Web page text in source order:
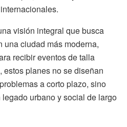
visión integral que busca
una ciudad más moderna,
recibir eventos de talla
planes no se diseñan
a corto plazo, sino
urbano y social de largo